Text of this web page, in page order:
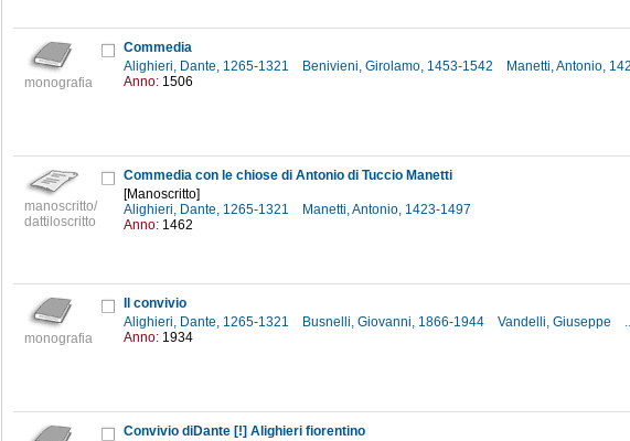
monografia
Commedia
Alighieri, Dante, 1265-1321
Benivieni, Girolamo, 1453-1542
Manetti, Antonio,
Anno: 1506
manoscritto/
dattiloscritto
Commedia con le chiose di Antonio di Tuccio Manetti
[Manoscritto]
Alighieri, Dante, 1265-1321
Manetti, Antonio, 1423-1497
Anno: 1462
monografia
Il convivio
Alighieri, Dante, 1265-1321
Busnelli, Giovanni, 1866-1944 Vandelli, Giuseppe
Anno: 1934
Convivio diDante [!] Alighieri fiorentino